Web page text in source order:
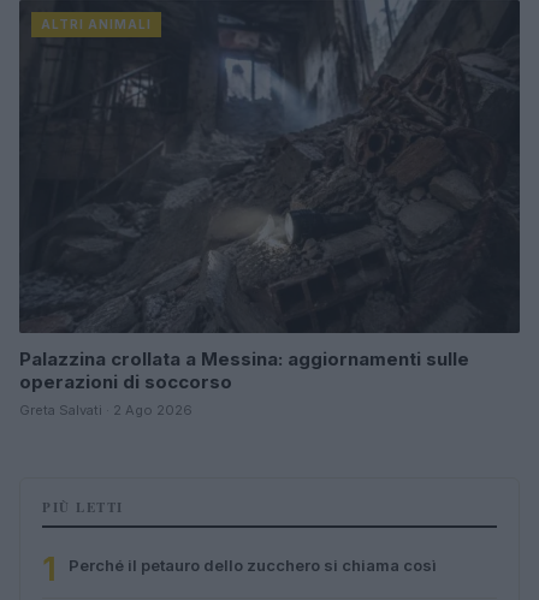
ALTRI ANIMALI
Palazzina crollata a Messina: aggiornamenti sulle
operazioni di soccorso
Greta Salvati · 2 Ago 2026
PIÙ LETTI
1 Perché il petauro dello zucchero si chiama così